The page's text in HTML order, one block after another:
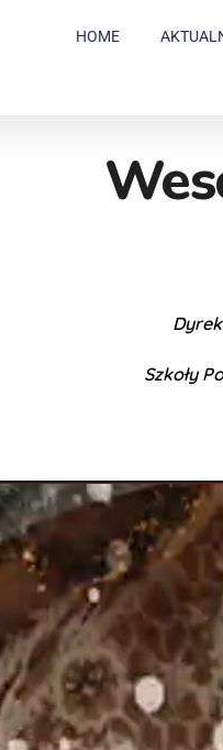
HOME
Szkoły